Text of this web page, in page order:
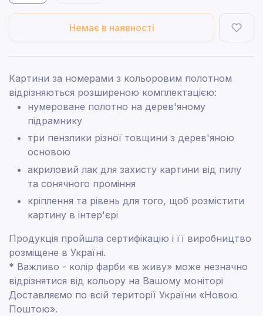
Немає в наявності
Картини за номерами з кольоровим полотном
відрізняються розширеною комплектацією:
нумероване полотно на дерев'яному
підрамнику
три пензлики різної товщини з дерев'яною
основою
акриловий лак для захисту картини від пилу
та сонячного проміння
кріплення та рівень для того, щоб розмістити
картину в інтер'єрі
Продукція пройшла сертифікацію і її виробництво
розміщене в Україні.
* Важливо - колір фарби «в живу» може незначно
відрізнятися від кольору на Вашому моніторі
Доставляємо по всій території України «Новою
Поштою».